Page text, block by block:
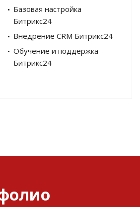
Базовая настройка
Битрикс24
Внедрение CRM Битрикс24
Обучение и поддержка
Битрикс24